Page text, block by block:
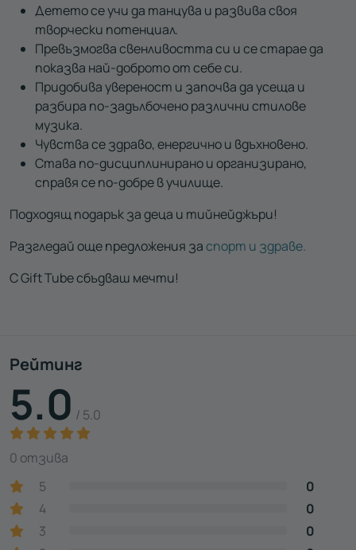
Детето се учи да танцува и развива своя
творчески потенциал.
Превъзмогва свенливостта си и се старае да
показва най-доброто от себе си.
Придобива увереност и започва да усеща и
разбира по-задълбочено различни стилове
музика.
Чувства се здраво, енергично и вдъхновено.
Става по-дисциплинирано и организирано,
справя се по-добре в училище.
Подходящ подарък за деца и тийнейджъри!
Разгледай още предложения заспорт и здраве.
С Gift Tube сбъдваш мечти!
Рейтинг
5.0 / 5.0
0 отзива
5
0
4
0
3
0